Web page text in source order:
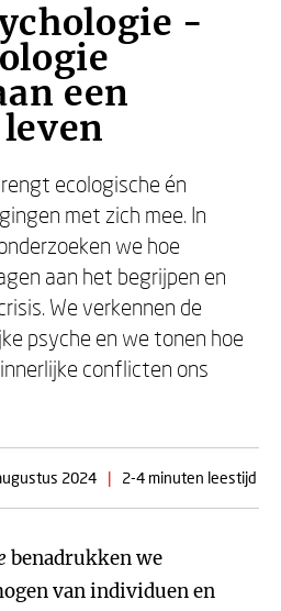
-
een
ecologische én
met zich mee. In
we hoe
aan het begrijpen en
We verkennen de
psyche en we tonen hoe
conflicten ons
2024 | 2-4 minuten leestijd
benadrukken we
van individuen en